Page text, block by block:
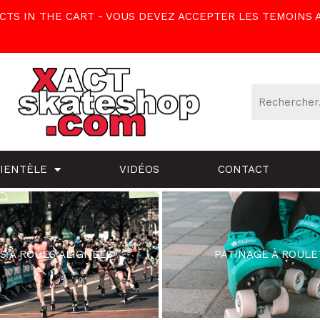
IN THE CART - VOUS DEVEZ ACCEPTER LES
VIDÉOS CONTACT
À ROUES ALIGNÉES PATINAGE À